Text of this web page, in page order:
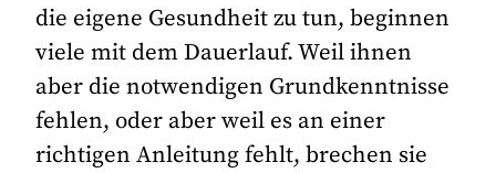
die eigene Gesundheit zu tun, beginnen
viele mit dem Dauerlauf. Weil ihnen
aber die notwendigen Grundkenntnisse
fehlen, oder aber weil es an einer
richtigen Anleitung fehlt, brechen sie